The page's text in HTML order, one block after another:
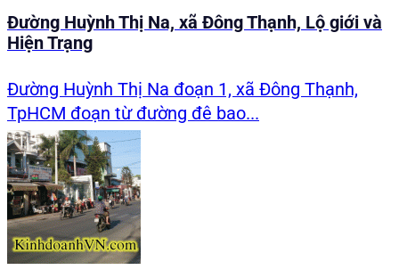
Đường Huỳnh Thị Na, xã Đông Thạnh, Lộ giới và
Hiện Trạng
Đường Huỳnh Thị Na đoạn 1, xã Đông Thạnh,
TpHCM đoạn từ đường đê bao...